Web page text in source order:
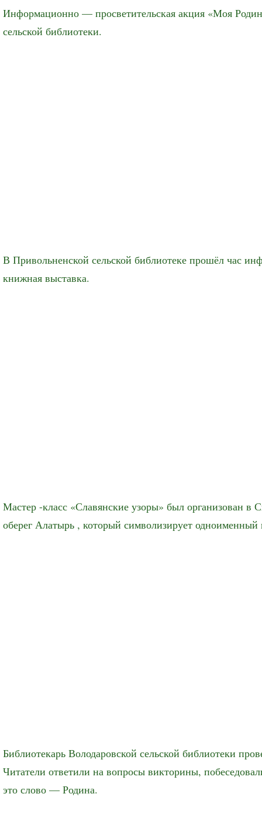
Информационно — просветительская акция «Моя
сельской библиотеки.
В Привольненской сельской библиотеке прошёл час
книжная выставка.
Мастер -класс «Славянские узоры» был организован в
оберег Алатырь , который символизирует одноименный
Библиотекарь Володаровской сельской библиотеки
Читатели ответили на вопросы викторины,
это слово — Родина.